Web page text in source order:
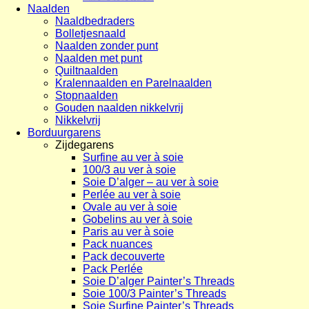
Naalden
Naaldbedraders
Bolletjesnaald
Naalden zonder punt
Naalden met punt
Quiltnaalden
Kralennaalden en Parelnaalden
Stopnaalden
Gouden naalden nikkelvrij
Nikkelvrij
Borduurgarens
Zijdegarens
Surfine au ver à soie
100/3 au ver à soie
Soie D’alger – au ver à soie
Perlée au ver à soie
Ovale au ver à soie
Gobelins au ver à soie
Paris au ver à soie
Pack nuances
Pack decouverte
Pack Perlée
Soie D’alger Painter’s Threads
Soie 100/3 Painter’s Threads
Soie Surfine Painter’s Threads